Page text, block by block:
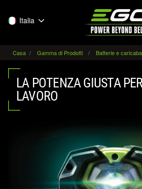
Italia
Casa Gamma di Prodotti Batterie e
LA POTENZA GIUSTA
LAVORO